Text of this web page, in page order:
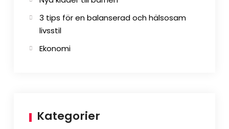
3 tips för en balanserad och hälsosam
livsstil
Ekonomi
Kategorier